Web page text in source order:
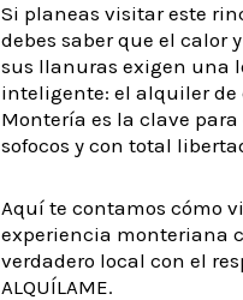
Si planeas visitar este
debes saber que el calor
sus llanuras exigen una
inteligente: el alquiler de
Montería es la clave
sofocos y con total
Aquí te contamos cómo
experiencia monteriana
verdadero local con el
ALQUÍLAME.